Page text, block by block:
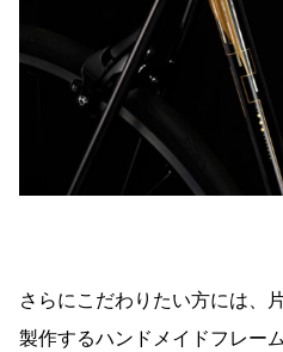
さらにこだわりたい方には、
製作するハンドメイドフレー